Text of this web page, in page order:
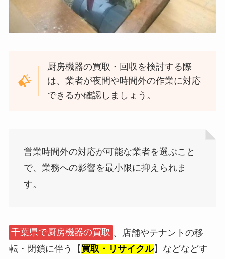
厨房機器の買取・回収を検討する際
は、業者が夜間や時間外の作業に対応
できるか確認しましょう。
営業時間外の対応が可能な業者を選ぶこと
で、業務への影響を最小限に抑えられま
す。
千葉県で厨房機器の買取 、店舗やテナントの移
転・閉鎖に伴う【 買取・リサイクル】などなどす